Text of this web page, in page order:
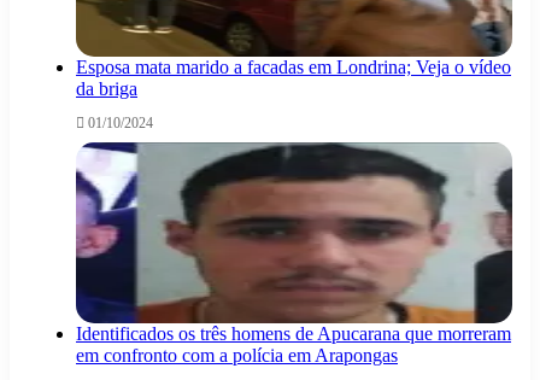
Esposa mata marido a facadas em Londrina; Veja o vídeo
da briga
01/10/2024
Identificados os três homens de Apucarana que morreram
em confronto com a polícia em Arapongas